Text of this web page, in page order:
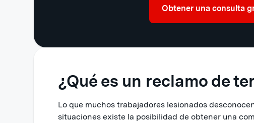
Obtener una consulta
¿Qué es un reclamo de
Lo que muchos trabajadores lesionados
situaciones existe la posibilidad de obtener una